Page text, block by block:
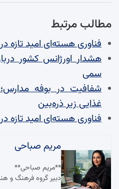
مطالب مرتبط
فناوری هسته‌ای امید
هشدار اورژانس کشور
سمی
شفافیت در بوفه‌
غذایی زیر ذره‌بین
فناوری هسته‌ای امید
مریم صباحی
**مریم صباحی**
دبیر گروه فرهنگ و